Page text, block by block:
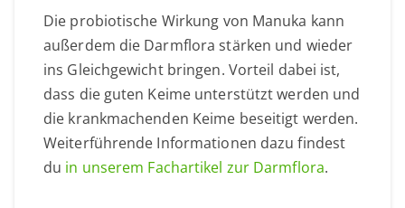
Die probiotische Wirkung von Manuka kann
außerdem die Darmflora stärken und wieder
ins Gleichgewicht bringen. Vorteil dabei ist,
dass die guten Keime unterstützt werden und
die krankmachenden Keime beseitigt werden.
Weiterführende Informationen dazu findest
du in unserem Fachartikel zur Darmflora.